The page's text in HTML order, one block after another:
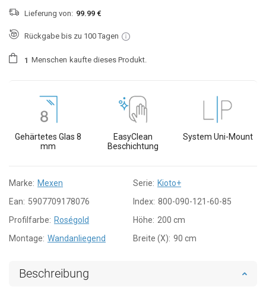
Lieferung von: 99.99 €
Rückgabe bis zu 100 Tagen
1 Menschen kaufte dieses Produkt.
Gehärtetes Glas 8
mm
EasyClean
Beschichtung
System Uni-Mount
Marke: Mexen Serie: Kioto+
Ean: 5907709178076 Index: 800-090-121-60-85
Profilfarbe: Roségold Höhe: 200 cm
Montage: Wandanliegend Breite (X): 90 cm
Beschreibung